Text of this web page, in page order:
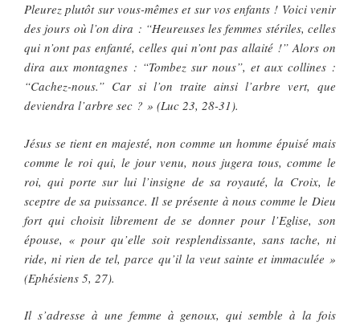
Pleurez plutôt sur vous-mêmes et sur vos enfants ! Voici venir
des jours où l’on dira : “Heureuses les femmes stériles, celles
qui n’ont pas enfanté, celles qui n’ont pas allaité !” Alors on
dira aux montagnes : “Tombez sur nous”, et aux collines :
“Cachez-nous.” Car si l’on traite ainsi l’arbre vert, que
deviendra l’arbre sec ? » (Luc 23, 28-31).
Jésus se tient en majesté, non comme un homme épuisé mais
comme le roi qui, le jour venu, nous jugera tous, comme le
roi, qui porte sur lui l’insigne de sa royauté, la Croix, le
sceptre de sa puissance. Il se présente à nous comme le Dieu
fort qui choisit librement de se donner pour l’Eglise, son
épouse, « pour qu’elle soit resplendissante, sans tache, ni
ride, ni rien de tel, parce qu’il la veut sainte et immaculée »
(Ephésiens 5, 27).
Il s’adresse à une femme à genoux, qui semble à la fois